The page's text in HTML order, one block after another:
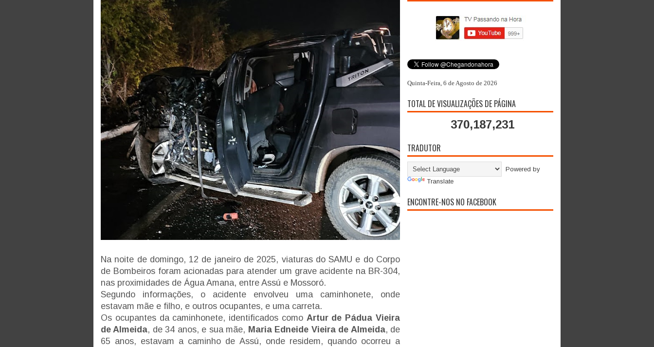
Na noite de domingo, 12 de janeiro de 2025, viaturas do SAMU e do Corpo
de Bombeiros foram acionadas para atender um grave acidente na BR-304,
nas proximidades de Água Amana, entre Assú e Mossoró.
Segundo informações, o acidente envolveu uma caminhonete, onde
estavam mãe e filho, e outros ocupantes, e uma carreta.
Os ocupantes da caminhonete, identificados como Artur de Pádua Vieira
de Almeida, de 34 anos, e sua mãe, Maria Edneide Vieira de Almeida, de
65 anos, estavam a caminho de Assú, onde residem, quando ocorreu a
Quinta-Feira, 6 de Agosto de 2026
TOTAL DE VISUALIZAÇÕES DE PÁGINA
370,187,231
TRADUTOR
Powered by
Translate
ENCONTRE-NOS NO FACEBOOK